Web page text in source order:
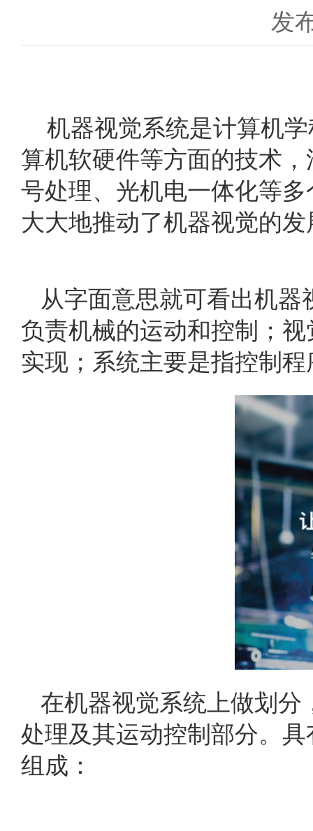
发
机器视觉系统是计算机
算机软硬件等方面的技术
号处理、光机电一体化等
大大地推动了机器视觉的
从字面意思就可看出机
负责机械的运动和控制；
实现；系统主要是指控制
在机器视觉系统上做划分
处理及其运动控制部分。
组成：